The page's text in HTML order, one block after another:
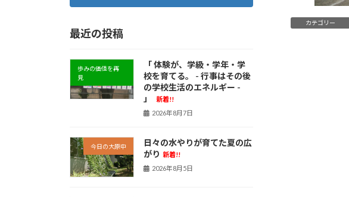
カテゴリー
最近の投稿
歩みの価値を再
見
「 体験が、学級・学年・学
校を育てる。 - 行事はその後
の学校生活のエネルギー -
」
新着!!
2026年8月7日
今日の大原中
日々の水やりが育てた夏の広
がり 新着!!
2026年8月5日